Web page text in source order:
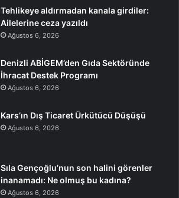
Tehlikeye aldırmadan kanala girdiler:
Ailelerine ceza yazıldı
Ağustos 6, 2026
Denizli ABİGEM’den Gıda Sektöründe
İhracat Destek Programı
Ağustos 6, 2026
Kars’ın Dış Ticaret Ürkütücü Düşüşü
Ağustos 6, 2026
Sıla Gençoğlu’nun son halini görenler
inanamadı: Ne olmuş bu kadına?
Ağustos 6, 2026